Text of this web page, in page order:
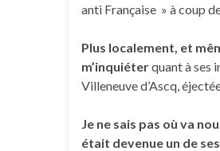
anti Française » à coup
Plus localement, et
m’inquiéterquant à ses
Villeneuve d’Ascq,
Je ne sais pas où va
était devenue un de